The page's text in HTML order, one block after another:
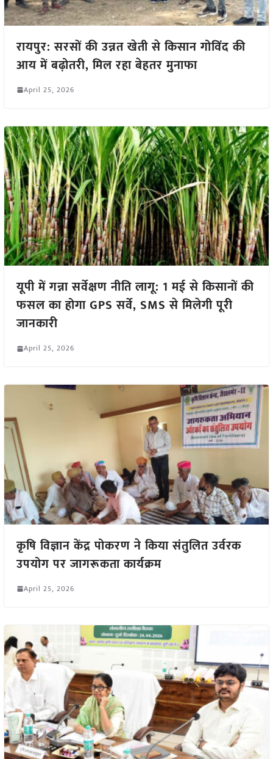
रायपुर: सरसों की उन्नत खेती से किसान गोविंद की
आय में बढ़ोतरी, मिल रहा बेहतर मुनाफा
April 25, 2026
यूपी में गन्ना सर्वेक्षण नीति लागू: 1 मई से किसानों की
फसल का होगा GPS सर्वे, SMS से मिलेगी पूरी
जानकारी
April 25, 2026
कृषि विज्ञान केंद्र पोकरण ने किया संतुलित उर्वरक
उपयोग पर जागरूकता कार्यक्रम
April 25, 2026